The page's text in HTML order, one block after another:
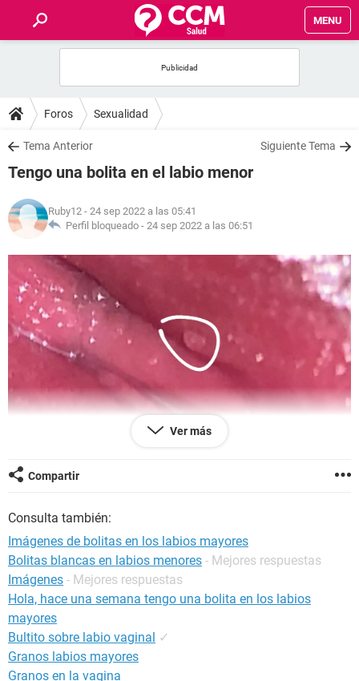
MENU
FOROS
SALUD
FAMILIA
NUTRICIÓN
BIENESTAR
SEXUALIDAD
GLOSARIO
Foros Sexualidad
Tema Anterior Siguiente Tema
Tengo una bolita en el labio menor
Ruby12 - 24 sep 2022 a las 05:41
Perfil bloqueado - 24 sep 2022 a las 06:51
Hola, Tengo una bolita en un labio menor, no es una
espinilla, se siente como piel pero sobresaliente, quisiera
Ver más
Compartir
Consulta también:
Imágenes de bolitas en los labios mayores
Bolitas blancas en labios menores - Mejores respuestas
Imágenes - Mejores respuestas
Hola, hace una semana tengo una bolita en los labios
mayores
Bultito sobre labio vaginal ✓
Granos labios mayores
Granos en la vagina